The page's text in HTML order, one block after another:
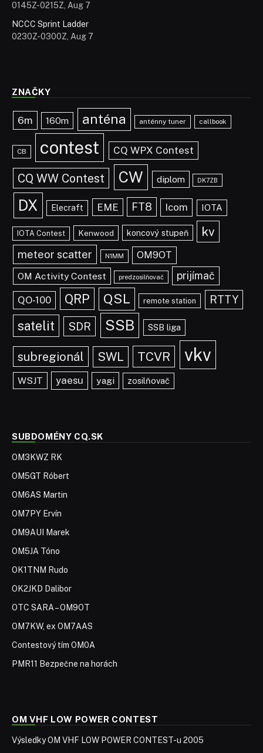
0145Z-0215Z, Aug 7
NCCC Sprint Ladder
0230Z-0300Z, Aug 7
ZNAČKY
6m 160m anténa anténny tuner callbook
CB contest CQ WPX Contest
CQ WW Contest CW diplom DK7ZB
DX Elecraft EME FT8 Icom IOTA
IOTA Contest Kenwood koncový stupeň kv
meteor scatter N1MM
OM9OT
OM Activity Contest
predzosilňovač prijímač
QO-100 QRP QSL remote station RTTY
satelit SDR SSB SSB liga
subregionál SWL TCVR vkv
WSJT yaesu yagi zosilňovač
SUBDOMÉNY CQ.SK
OM3KWZ RK
OM5GT Róbert
OM6AS Martin
OM7PY Ervín
OM9AUI Marek
OM5JA Tóno
OK1TNM Rudo
OK2JKD Dalibor
OTC SARA – OM9OT
OM7KW, ex OM7AAS
Contestový tím OM0A
PMR11 Bezpečne na horách
OM VHF LOW POWER CONTEST
Výsledky OM VHF LOW POWER CONTEST-u 2005